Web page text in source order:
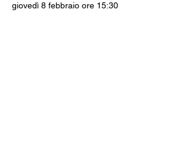
giovedì 8 febbraio ore 15:30